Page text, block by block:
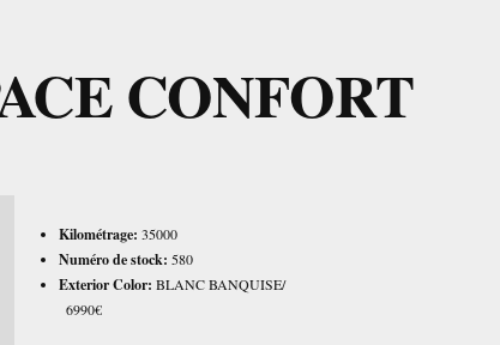
CONFORT
Kilométrage: 35000
Numéro de stock: 580
Exterior Color: BLANC BANQUISE/
6990€